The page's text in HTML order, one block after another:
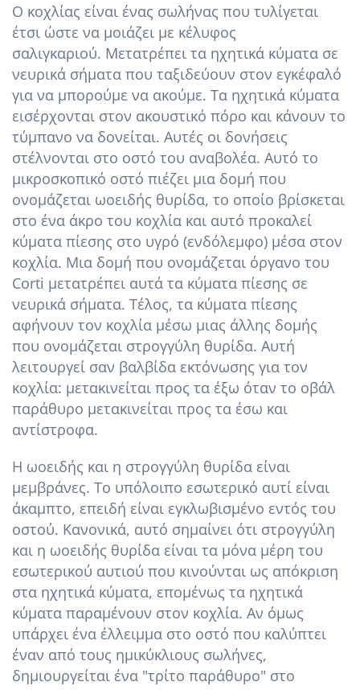
Ο κοχλίας είναι ένας σωλήνας που τυλίγεται
έτσι ώστε να μοιάζει με κέλυφος
σαλιγκαριού. Μετατρέπει τα ηχητικά κύματα σε
νευρικά σήματα που ταξιδεύουν στον εγκέφαλό
για να μπορούμε να ακούμε. Τα ηχητικά κύματα
εισέρχονται στον ακουστικό πόρο και κάνουν το
τύμπανο να δονείται. Αυτές οι δονήσεις
στέλνονται στο οστό του αναβολέα. Αυτό το
μικροσκοπικό οστό πιέζει μια δομή που
ονομάζεται ωοειδής θυρίδα, το οποίο βρίσκεται
στο ένα άκρο του κοχλία και αυτό προκαλεί
κύματα πίεσης στο υγρό (ενδόλεμφο) μέσα στον
κοχλία. Μια δομή που ονομάζεται όργανο του
Corti μετατρέπει αυτά τα κύματα πίεσης σε
νευρικά σήματα. Τέλος, τα κύματα πίεσης
αφήνουν τον κοχλία μέσω μιας άλλης δομής
που ονομάζεται στρογγύλη θυρίδα. Αυτή
λειτουργεί σαν βαλβίδα εκτόνωσης για τον
κοχλία: μετακινείται προς τα έξω όταν το οβάλ
παράθυρο μετακινείται προς τα έσω και
αντίστροφα.
Η ωοειδής και η στρογγύλη θυρίδα είναι
μεμβράνες. Το υπόλοιπο εσωτερικό αυτί είναι
άκαμπτο, επειδή είναι εγκλωβισμένο εντός του
οστού. Κανονικά, αυτό σημαίνει ότι στρογγύλη
και η ωοειδής θυρίδα είναι τα μόνα μέρη του
εσωτερικού αυτιού που κινούνται ως απόκριση
στα ηχητικά κύματα, επομένως τα ηχητικά
κύματα παραμένουν στον κοχλία. Αν όμως
υπάρχει ένα έλλειμμα στο οστό που καλύπτει
έναν από τους ημικύκλιους σωλήνες,
δημιουργείται ένα "τρίτο παράθυρο" στο